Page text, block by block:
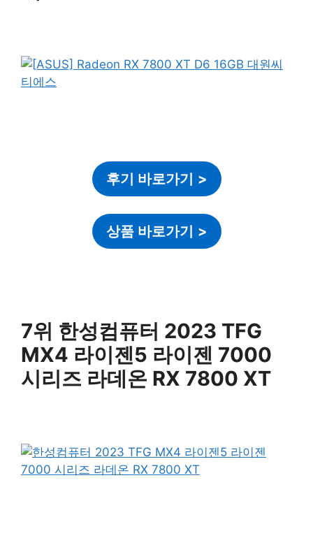
후기 바로가기 >
상품 바로가기 >
7위 한성컴퓨터 2023 TFG
MX4 라이젠5 라이젠 7000
시리즈 라데온 RX 7800 XT